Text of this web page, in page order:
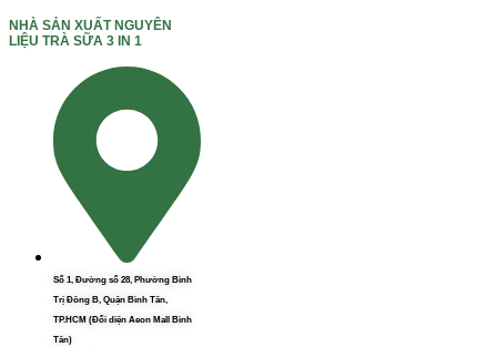
NHÀ SẢN XUẤT NGUYÊN
LIỆU TRÀ SỮA 3 IN 1
Số 1, Đường số 28, Phường Bình
Trị Đông B, Quận Bình Tân,
TP.HCM (Đối diện Aeon Mall Bình
Tân)